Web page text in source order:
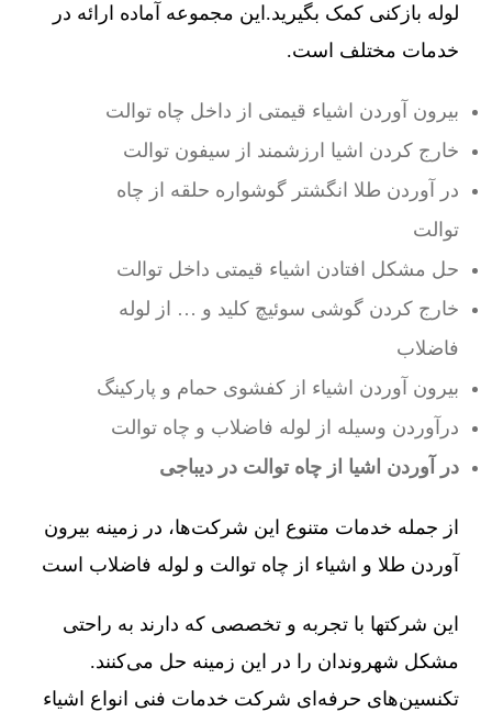
لوله بازکنی کمک بگیرید.این مجموعه آماده ارائه در
خدمات مختلف است.
بیرون آوردن اشیاء قیمتی از داخل چاه توالت
خارج کردن اشیا ارزشمند از سیفون توالت
در آوردن طلا انگشتر گوشواره حلقه از چاه
توالت
حل مشکل افتادن اشیاء قیمتی داخل توالت
خارج کردن گوشی سوئیچ کلید و … از لوله
فاضلاب
بیرون آوردن اشیاء از کفشوی حمام و پارکینگ
درآوردن وسیله از لوله فاضلاب و چاه توالت
در آوردن اشیا از چاه توالت در دیباجی
از جمله خدمات متنوع این شرکت‌ها، در زمینه بیرون
آوردن طلا و اشیاء از چاه توالت و لوله فاضلاب است
این شرکتها با تجربه و تخصصی که دارند به راحتی
مشکل شهروندان را در این زمینه حل می‌کنند.
تکنسین‌های حرفه‌ای شرکت خدمات فنی انواع اشیاء